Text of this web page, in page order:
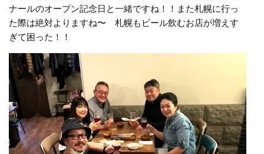
ナールのオープン記念日と一緒ですね！！また札幌に行っ
た際は絶対よりますね〜 札幌もビール飲むお店が増えす
ぎて困った！！